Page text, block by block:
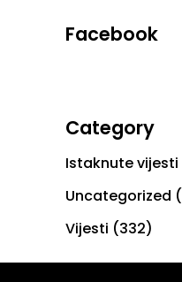
Facebook
Category
Istaknute vijesti
Uncategorized
Vijesti (332)